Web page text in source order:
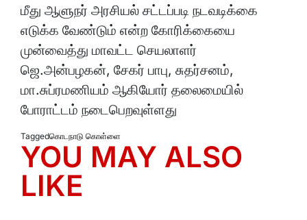
மீது ஆளுநர் அரசியல் சட்டப்படி நடவடிக்கை
எடுக்க வேண்டும் என்ற கோரிக்கையை
முன்வைத்து மாவட்ட செயலாளர்
ஜெ.அன்பழகன், சேகர் பாபு, சுதர்சனம்,
மா.சுப்ரமணியம் ஆகியோர் தலைமையில்
போராட்டம் நடைபெறவுள்ளது
Taggedகொடநாடு கொள்ளை
YOU MAY ALSO
LIKE